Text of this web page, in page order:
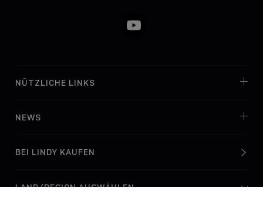
YouTube
NÜTZLICHE LINKS
NEWS
BEI LINDY KAUFEN